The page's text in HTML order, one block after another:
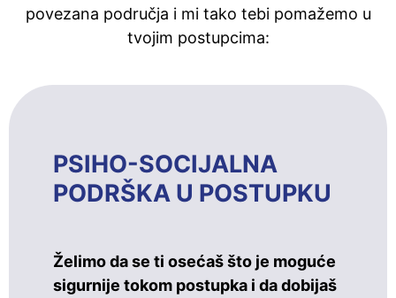
povezana područja i mi tako tebi pomažemo u
tvojim postupcima:
PSIHO-SOCIJALNA
PODRŠKA U POSTUPKU
Želimo da se ti osećaš što je moguće
sigurnije tokom postupka i da dobijaš